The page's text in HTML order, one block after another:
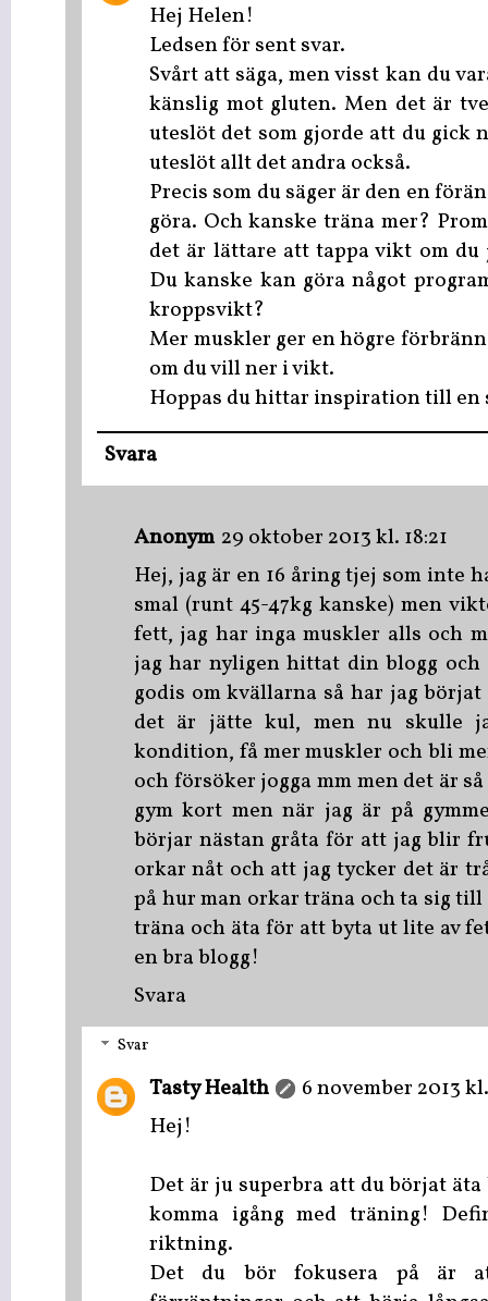
Hej Helen!
Ledsen för sent svar.
Svårt att säga, men visst kan du
känslig mot gluten. Men det är
uteslöt det som gjorde att du gick
uteslöt allt det andra också.
Precis som du säger är den en
göra. Och kanske träna mer?
det är lättare att tappa vikt om du
Du kanske kan göra något
kroppsvikt?
Mer muskler ger en högre
om du vill ner i vikt.
Hoppas du hittar inspiration till en
Svara
Anonym 29 oktober 2013 kl. 18:21
Hej, jag är en 16 åring tjej som inte
smal (runt 45-47kg kanske) men
fett, jag har inga muskler alls och
jag har nyligen hittat din blogg
godis om kvällarna så har jag
det är jätte kul, men nu skulle
kondition, få mer muskler och bli
och försöker jogga mm men det är
gym kort men när jag är på
börjar nästan gråta för att jag blir
orkar nåt och att jag tycker det är
på hur man orkar träna och ta sig
träna och äta för att byta ut lite av
en bra blogg!
Svara
Svar
Tasty Health
6 november 2013
Hej!
Det är ju superbra att du börjat
komma igång med träning!
riktning.
Det du bör fokusera på är